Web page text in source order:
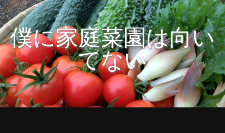
僕に家庭菜園は向い
てない